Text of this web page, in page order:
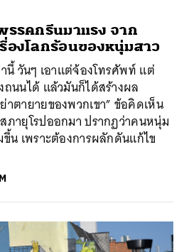
รรคกรีนมาแรง จาก
องโลกร้อนของหนุ่มสาว
นี้ วันๆ เอาแต่จ้องโทรศัพท์ แต่
นนได้ แล้วมันก็ได้สร้างผล
ตายายของพวกเขา” ข้อคิดเห็น
ภายุโรปออกมา ปรากฏว่าคนหนุ่ม
น เพราะต้องการผลักดันแก้ไข